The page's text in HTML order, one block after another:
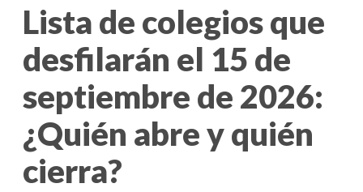
Lista de colegios que
desfilarán el 15 de
septiembre de 2026:
¿Quién abre y quién
cierra?